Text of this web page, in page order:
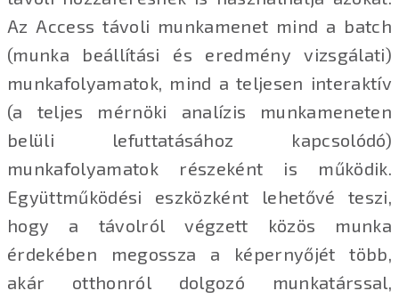
Az Access távoli munkamenet mind a batch
(munka beállítási és eredmény vizsgálati)
munkafolyamatok, mind a teljesen interaktív
(a teljes mérnöki analízis munkameneten
belüli lefuttatásához kapcsolódó)
munkafolyamatok részeként is működik.
Együttműködési eszközként lehetővé teszi,
hogy a távolról végzett közös munka
érdekében megossza a képernyőjét több,
akár otthonról dolgozó munkatárssal,